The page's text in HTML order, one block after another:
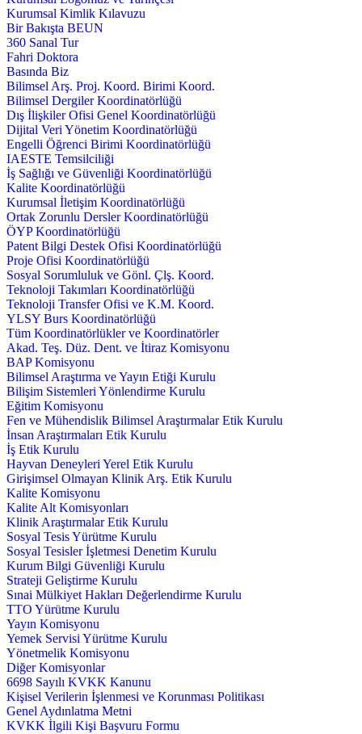
Kurumsal Kimlik Kılavuzu
Bir Bakışta BEUN
360 Sanal Tur
Fahri Doktora
Basında Biz
Bilimsel Arş. Proj. Koord. Birimi Koord.
Bilimsel Dergiler Koordinatörlüğü
Dış İlişkiler Ofisi Genel Koordinatörlüğü
Dijital Veri Yönetim Koordinatörlüğü
Engelli Öğrenci Birimi Koordinatörlüğü
IAESTE Temsilciliği
İş Sağlığı ve Güvenliği Koordinatörlüğü
Kalite Koordinatörlüğü
Kurumsal İletişim Koordinatörlüğü
Ortak Zorunlu Dersler Koordinatörlüğü
ÖYP Koordinatörlüğü
Patent Bilgi Destek Ofisi Koordinatörlüğü
Proje Ofisi Koordinatörlüğü
Sosyal Sorumluluk ve Gönl. Çlş. Koord.
Teknoloji Takımları Koordinatörlüğü
Teknoloji Transfer Ofisi ve K.M. Koord.
YLSY Burs Koordinatörlüğü
Tüm Koordinatörlükler ve Koordinatörler
Akad. Teş. Düz. Dent. ve İtiraz Komisyonu
BAP Komisyonu
Bilimsel Araştırma ve Yayın Etiği Kurulu
Bilişim Sistemleri Yönlendirme Kurulu
Eğitim Komisyonu
Fen ve Mühendislik Bilimsel Araştırmalar Etik Kurulu
İnsan Araştırmaları Etik Kurulu
İş Etik Kurulu
Hayvan Deneyleri Yerel Etik Kurulu
Girişimsel Olmayan Klinik Arş. Etik Kurulu
Kalite Komisyonu
Kalite Alt Komisyonları
Klinik Araştırmalar Etik Kurulu
Sosyal Tesis Yürütme Kurulu
Sosyal Tesisler İşletmesi Denetim Kurulu
Kurum Bilgi Güvenliği Kurulu
Strateji Geliştirme Kurulu
Sınai Mülkiyet Hakları Değerlendirme Kurulu
TTO Yürütme Kurulu
Yayın Komisyonu
Yemek Servisi Yürütme Kurulu
Yönetmelik Komisyonu
Diğer Komisyonlar
6698 Sayılı KVKK Kanunu
Kişisel Verilerin İşlenmesi ve Korunması Politikası
Genel Aydınlatma Metni
KVKK İlgili Kişi Başvuru Formu